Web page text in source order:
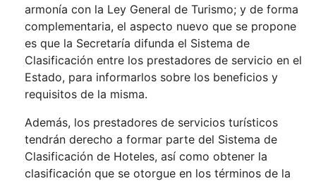
armonía con la Ley General de Turismo; y de forma
complementaria, el aspecto nuevo que se propone
es que la Secretaría difunda el Sistema de
Clasificación entre los prestadores de servicio en el
Estado, para informarlos sobre los beneficios y
requisitos de la misma.
Además, los prestadores de servicios turísticos
tendrán derecho a formar parte del Sistema de
Clasificación de Hoteles, así como obtener la
clasificación que se otorgue en los términos de la